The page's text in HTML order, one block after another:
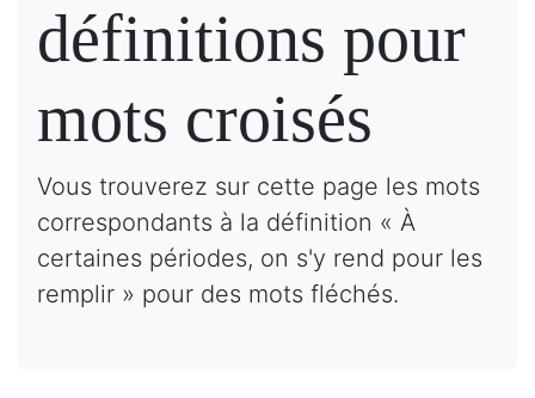
définitions pour
mots croisés
Vous trouverez sur cette page les mots
correspondants à la définition « À
certaines périodes, on s'y rend pour les
remplir » pour des mots fléchés.